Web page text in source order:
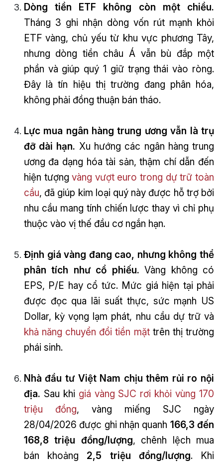
Dòng tiền ETF không còn một chiều.
Tháng 3 ghi nhận dòng vốn rút mạnh khỏi
ETF vàng, chủ yếu từ khu vực phương Tây,
nhưng dòng tiền châu Á vẫn bù đắp một
phần và giúp quý 1 giữ trạng thái vào ròng.
Đây là tín hiệu thị trường đang phân hóa,
không phải đồng thuận bán tháo.
Lực mua ngân hàng trung ương vẫn là trụ
đỡ dài hạn. Xu hướng các ngân hàng trung
ương đa dạng hóa tài sản, thậm chí dẫn đến
hiện tượngvàng vượt euro trong dự trữ toàn
cầu, đã giúp kim loại quý này được hỗ trợ bởi
nhu cầu mang tính chiến lược thay vì chỉ phụ
thuộc vào vị thế đầu cơ ngắn hạn.
Định giá vàng đang cao, nhưng không thể
phân tích như cổ phiếu. Vàng không có
EPS, P/E hay cổ tức. Mức giá hiện tại phải
được đọc qua lãi suất thực, sức mạnh US
Dollar, kỳ vọng lạm phát, nhu cầu dự trữ và
khả năng chuyển đổi tiền mặttrên thị trường
phái sinh.
Nhà đầu tư Việt Nam chịu thêm rủi ro nội
địa. Sau khi giá vàng SJC rơi khỏi vùng 170
triệu đồng, vàng miếng SJC ngày
28/04/2026 được ghi nhận quanh 166,3 đến
168,8 triệu đồng/lượng, chênh lệch mua
bán khoảng 2,5 triệu đồng/lượng. Khi